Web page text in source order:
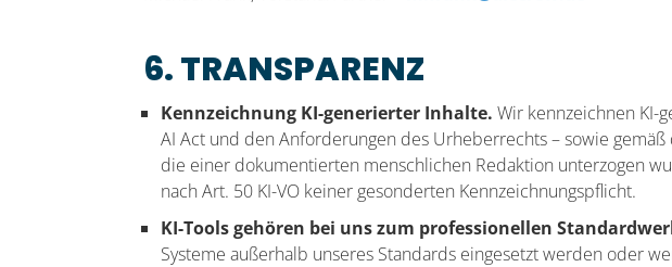
6. TRANSPARENZ
Kennzeichnung KI-generierter Inhalte. Wir kennzeichnen KI-
AI Act und den Anforderungen des Urheberrechts – sowie
die einer dokumentierten menschlichen Redaktion unterzogen
nach Art. 50 KI-VO keiner gesonderten Kennzeichnungspflicht.
KI-Tools gehören bei uns zum professionellen
Systeme außerhalb unseres Standards eingesetzt werden oder